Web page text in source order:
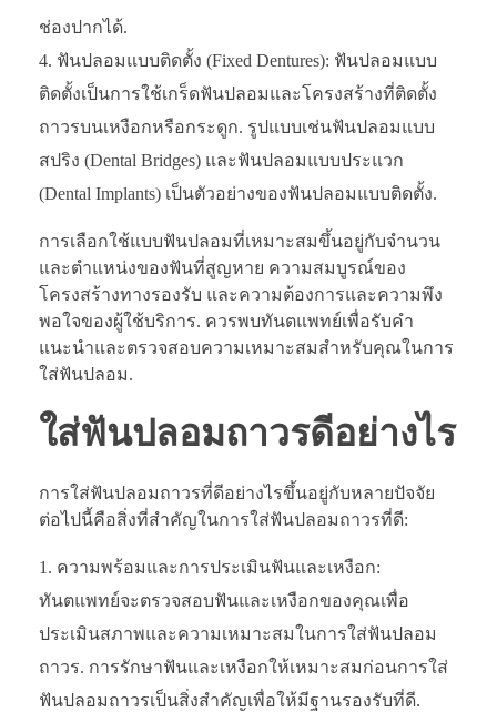
ช่องปากได้.
ฟันปลอมแบบติดตั้ง (Fixed Dentures): ฟันปลอมแบบ
ติดตั้งเป็นการใช้เกร็ดฟันปลอมและโครงสร้างที่ติดตั้ง
ถาวรบนเหงือกหรือกระดูก. รูปแบบเช่นฟันปลอมแบบ
สปริง (Dental Bridges) และฟันปลอมแบบประแวก
(Dental Implants) เป็นตัวอย่างของฟันปลอมแบบติดตั้ง.
การเลือกใช้แบบฟันปลอมที่เหมาะสมขึ้นอยู่กับจำนวน
และตำแหน่งของฟันที่สูญหาย ความสมบูรณ์ของ
โครงสร้างทางรองรับ และความต้องการและความพึง
พอใจของผู้ใช้บริการ. ควรพบทันตแพทย์เพื่อรับคำ
แนะนำและตรวจสอบความเหมาะสมสำหรับคุณในการ
ใส่ฟันปลอม.
ใส่ฟันปลอมถาวรดีอย่างไร
การใส่ฟันปลอมถาวรที่ดีอย่างไรขึ้นอยู่กับหลายปัจจัย
ต่อไปนี้คือสิ่งที่สำคัญในการใส่ฟันปลอมถาวรที่ดี:
ความพร้อมและการประเมินฟันและเหงือก:
ทันตแพทย์จะตรวจสอบฟันและเหงือกของคุณเพื่อ
ประเมินสภาพและความเหมาะสมในการใส่ฟันปลอม
ถาวร. การรักษาฟันและเหงือกให้เหมาะสมก่อนการใส่
ฟันปลอมถาวรเป็นสิ่งสำคัญเพื่อให้มีฐานรองรับที่ดี.